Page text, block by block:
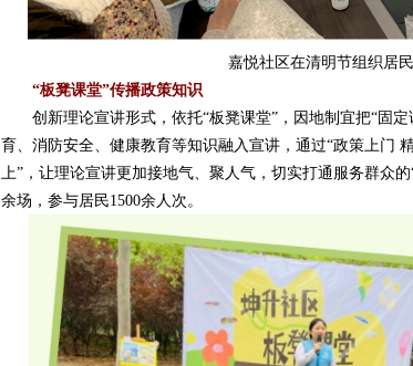
嘉悦社区在清明节组织居
“板凳课堂”传播政策知识
创新理论宣讲形式，依托“板凳课堂”，因地制宜把“固定
育、消防安全、健康教育等知识融入宣讲，通过“政策上门
上”，让理论宣讲更加接地气、聚人气，切实打通服务群众
余场，参与居民1500余人次。